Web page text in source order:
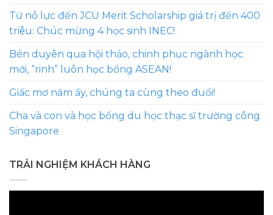
Từ nỗ lực đến JCU Merit Scholarship giá trị đến 400
triệu: Chúc mừng 4 học sinh INEC!
Bén duyên qua hội thảo, chinh phục ngành học
mới, “rinh” luôn học bổng ASEAN!
Giấc mơ năm ấy, chúng ta cùng theo đuổi!
Cha và con và học bổng du học thạc sĩ trường công
Singapore
TRẢI NGHIỆM KHÁCH HÀNG